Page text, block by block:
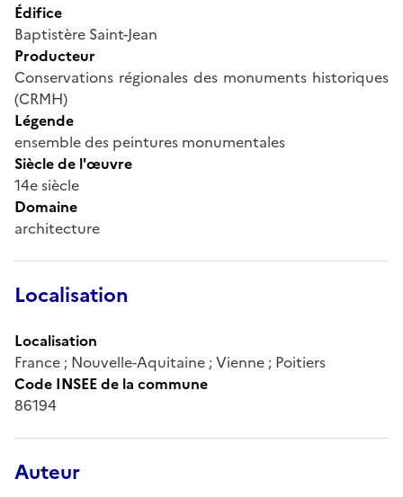
Édifice
Baptistère Saint-Jean
Producteur
Conservations régionales des monuments historiques
(CRMH)
Légende
ensemble des peintures monumentales
Siècle de l'œuvre
14e siècle
Domaine
architecture
Localisation
Localisation
France ; Nouvelle-Aquitaine ; Vienne ; Poitiers
Code INSEE de la commune
86194
Auteur